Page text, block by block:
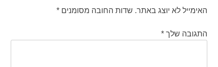
האימייל לא יוצג באתר. שדות החובה מסומנים*
התגובה שלך*